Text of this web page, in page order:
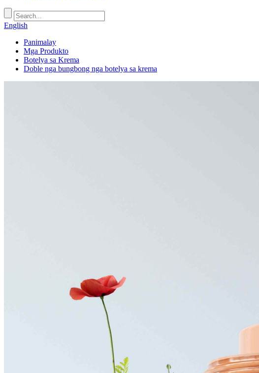
English
Panimalay
Mga Produkto
Botelya sa Krema
Doble nga bungbong nga botelya sa krema